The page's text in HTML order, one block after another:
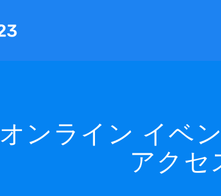
オンライン イベ
アクセ